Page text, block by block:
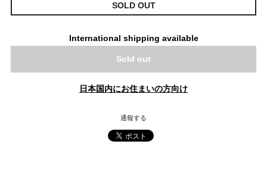
SOLD OUT
International shipping available
Sold out
日本国内にお住まいの方向け
通報する